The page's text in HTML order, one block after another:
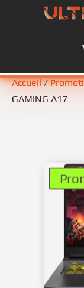
Accueil/
GAMING A17